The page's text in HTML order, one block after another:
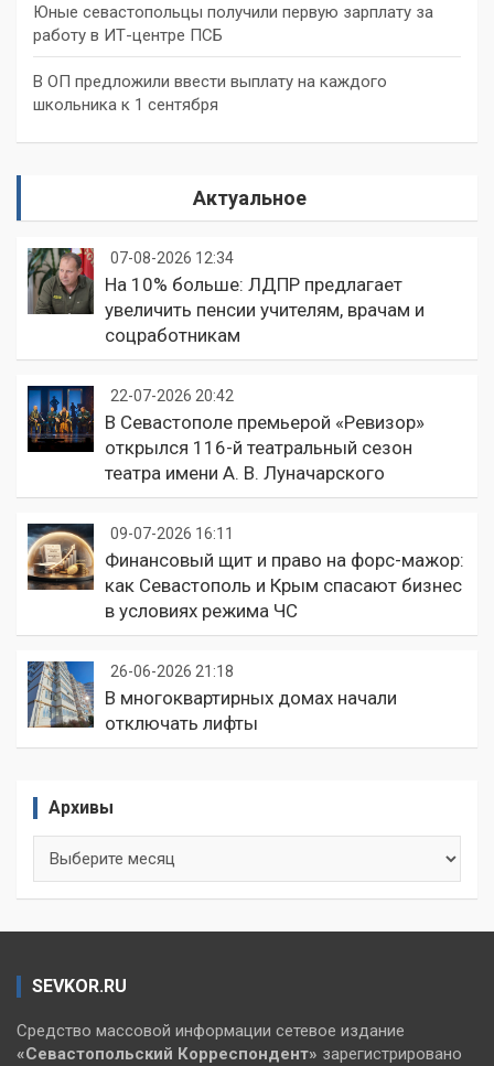
Юные севастопольцы получили первую зарплату за
работу в ИТ-центре ПСБ
В ОП предложили ввести выплату на каждого
школьника к 1 сентября
Актуальное
07-08-2026 12:34
На 10% больше: ЛДПР предлагает
увеличить пенсии учителям, врачам и
соцработникам
22-07-2026 20:42
В Севастополе премьерой «Ревизор»
открылся 116-й театральный сезон
театра имени А. В. Луначарского
09-07-2026 16:11
Финансовый щит и право на форс-мажор:
как Севастополь и Крым спасают бизнес
в условиях режима ЧС
26-06-2026 21:18
В многоквартирных домах начали
отключать лифты
Архивы
SEVKOR.RU
Средство массовой информации сетевое издание
«Севастопольский Корреспондент» зарегистрировано